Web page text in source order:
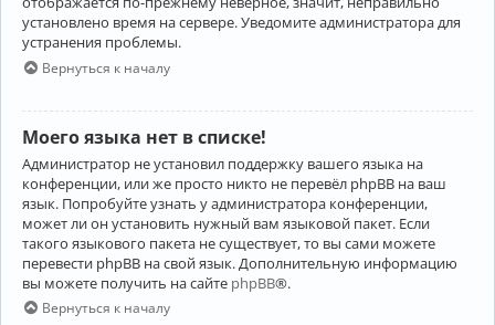
установлено время на сервере. Уведомите администратора для
устранения проблемы.
Вернуться к началу
Моего языка нет в списке!
Администратор не установил поддержку вашего языка на
конференции, или же просто никто не перевёл phpBB на ваш
язык. Попробуйте узнать у администратора конференции,
может ли он установить нужный вам языковой пакет. Если
такого языкового пакета не существует, то вы сами можете
перевести phpBB на свой язык. Дополнительную информацию
вы можете получить на сайте phpBB®.
Вернуться к началу